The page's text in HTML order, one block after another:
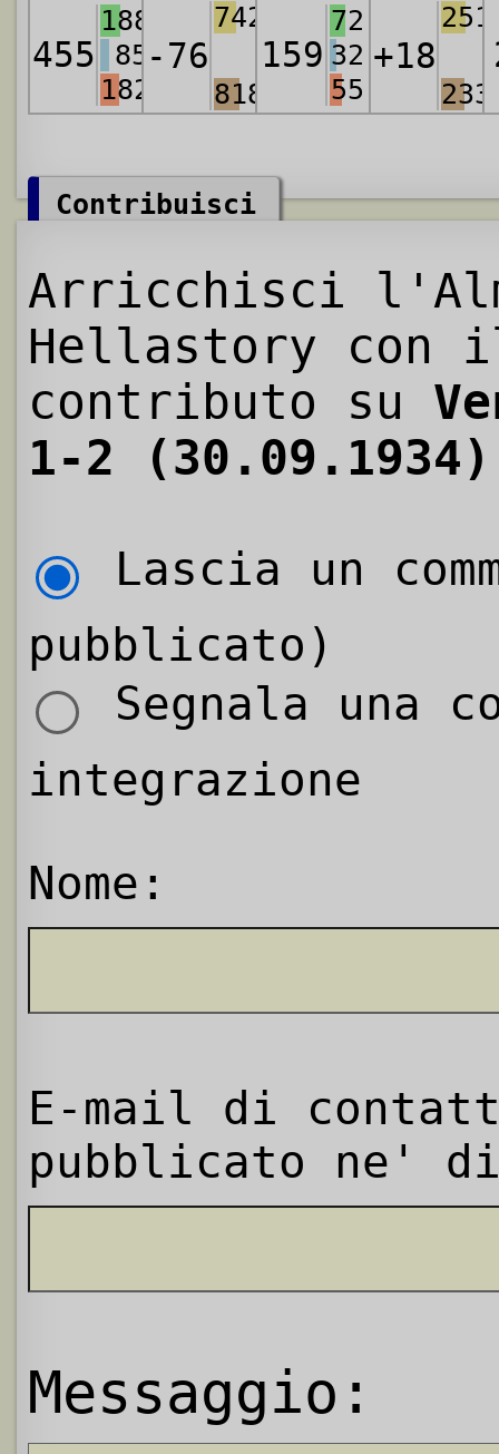
455
188
85
182
-76
742
818
159
72
32
55
+18
251
233
Contribuisci
Arricchisci
Hellastory con
contributo su
1-2 (30.09.1934)
Lascia un
pubblicato)
Segnala una
integrazione
Nome:
E-mail di
pubblicato ne'
Messaggio: